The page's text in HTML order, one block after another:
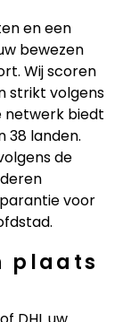
en een
bewezen
Wij scoren
strikt volgens
netwerk biedt
38 landen.
de
voor
plaats